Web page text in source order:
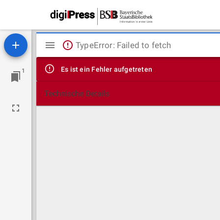
1
Mirador
Viewer
TypeError: Failed to fetch
Es ist ein Fehler aufgetreten
Technische Details